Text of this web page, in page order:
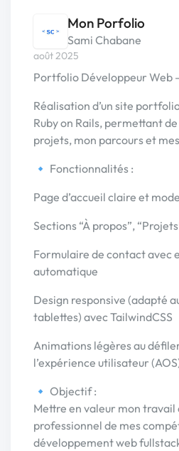
Mon Porfolio
Sami Chabane
août 2025
Portfolio Développeur Web
Réalisation d’un site
Ruby on Rails, permettant
projets, mon parcours et
🔹 Fonctionnalités :
Page d’accueil claire et
Sections “À propos”,
Formulaire de contact avec
automatique
Design responsive (adapté
tablettes) avec TailwindCSS
Animations légères au
l’expérience utilisateur
🔹 Objectif :
Mettre en valeur mon
professionnel de mes
développement web